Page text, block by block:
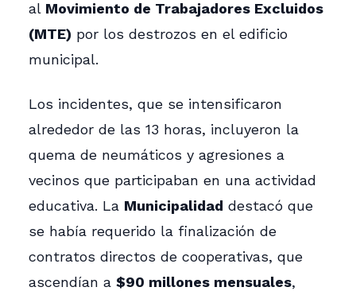
al Movimiento de Trabajadores Excluidos
(MTE) por los destrozos en el edificio
municipal.
Los incidentes, que se intensificaron
alrededor de las 13 horas, incluyeron la
quema de neumáticos y agresiones a
vecinos que participaban en una actividad
educativa. La Municipalidad destacó que
se había requerido la finalización de
contratos directos de cooperativas, que
ascendían a $90 millones mensuales,